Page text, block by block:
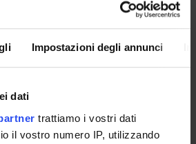
Impostazioni degli annunci
dati
trattiamo i vostri dati
il vostro numero IP, utilizzando